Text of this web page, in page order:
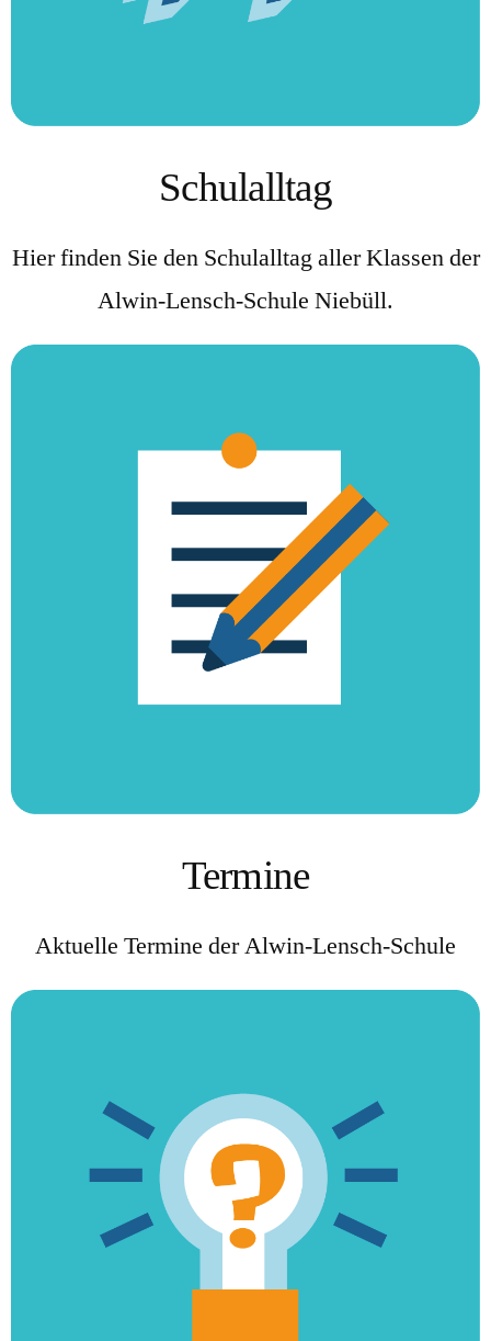
Schulalltag
Hier finden Sie den Schulalltag aller Klassen der
Alwin-Lensch-Schule Niebüll.
Termine
Aktuelle Termine der Alwin-Lensch-Schule